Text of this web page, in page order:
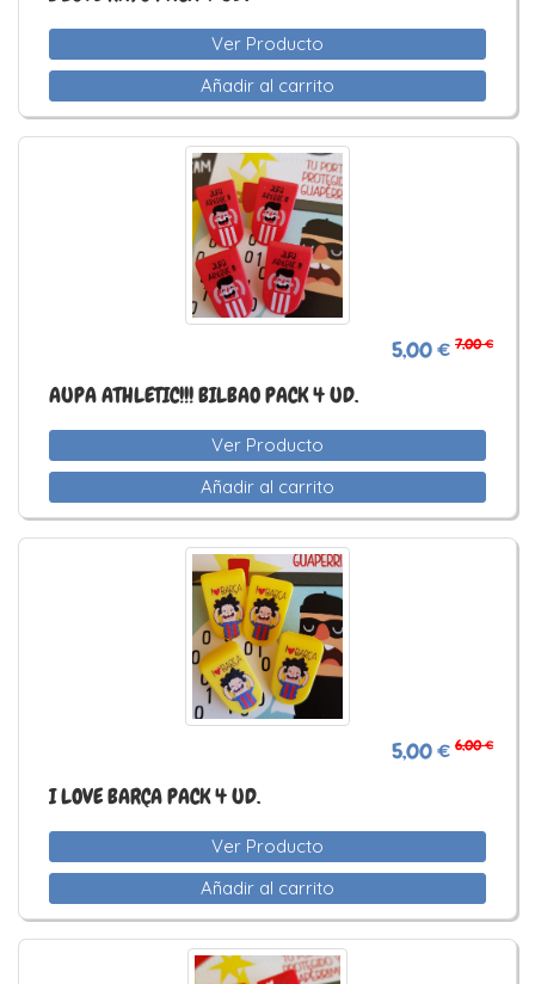
Ver Producto
Añadir al carrito
5,00 € 7,00 €
AUPA ATHLETIC!!! BILBAO PACK 4 UD.
Ver Producto
Añadir al carrito
5,00 € 6,00 €
I LOVE BARÇA PACK 4 UD.
Ver Producto
Añadir al carrito